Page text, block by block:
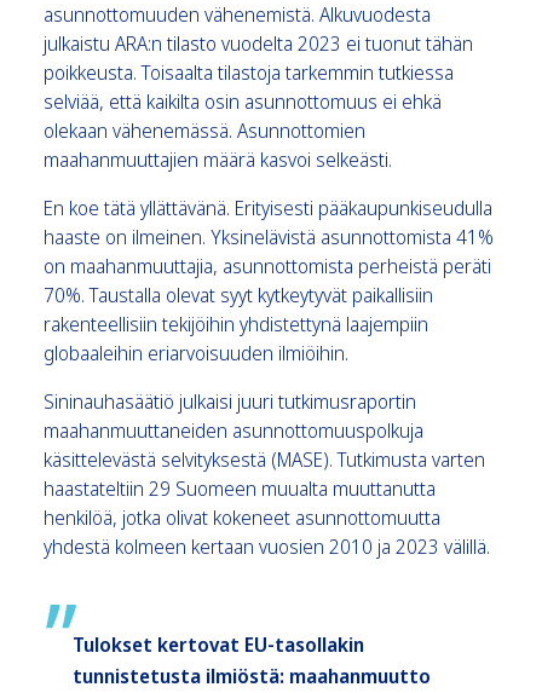
asunnottomuuden vähenemistä. Alkuvuodesta
julkaistu ARA:n tilasto vuodelta 2023 ei tuonut tähän
poikkeusta. Toisaalta tilastoja tarkemmin tutkiessa
selviää, että kaikilta osin asunnottomuus ei ehkä
olekaan vähenemässä. Asunnottomien
maahanmuuttajien määrä kasvoi selkeästi.
En koe tätä yllättävänä. Erityisesti pääkaupunkiseudulla
haaste on ilmeinen. Yksinelävistä asunnottomista 41%
on maahanmuuttajia, asunnottomista perheistä peräti
70%. Taustalla olevat syyt kytkeytyvät paikallisiin
rakenteellisiin tekijöihin yhdistettynä laajempiin
globaaleihin eriarvoisuuden ilmiöihin.
Sininauhasäätiö julkaisi juuri tutkimusraportin
maahanmuuttaneiden asunnottomuuspolkuja
käsittelevästä selvityksestä (MASE). Tutkimusta varten
haastateltiin 29 Suomeen muualta muuttanutta
henkilöä, jotka olivat kokeneet asunnottomuutta
yhdestä kolmeen kertaan vuosien 2010 ja 2023 välillä.
Tulokset kertovat EU-tasollakin
tunnistetusta ilmiöstä: maahanmuutto